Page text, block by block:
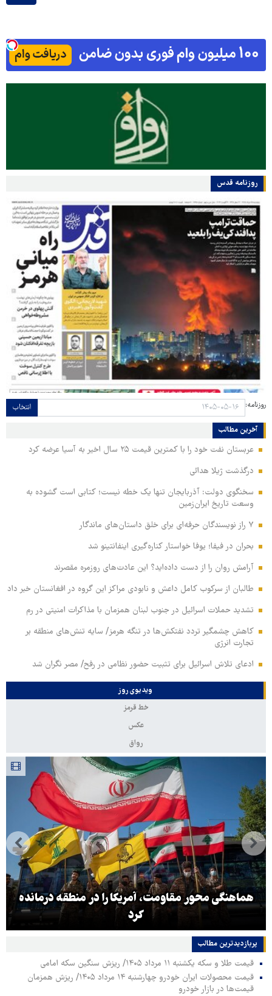
روزنامه قدس
روزنامه: انتخاب
آخرین مطالب
عربستان نفت خود را با کمترین قیمت ۲۵ سال اخیر به آسیا عرضه کرد
درگذشت ژیلا هدائی
سخنگوی دولت: آذربایجان تنها یک خطه نیست؛ کتابی است گشوده به
وسعت تاریخ ایران‌زمین
۷ راز نویسندگان حرفه‌ای برای خلق داستان‌های ماندگار
بحران در فیفا؛ یوفا خواستار کناره‌گیری اینفانتینو شد
آرامش روان را از دست داده‌اید؟ این عادت‌های روزمره مقصرند
طالبان از سرکوب کامل داعش و نابودی مراکز این گروه در افغانستان خبر داد
تشدید حملات اسرائیل در جنوب لبنان همزمان با مذاکرات امنیتی در رم
کاهش چشمگیر تردد نفتکش‌ها در تنگه هرمز/ سایه تنش‌های منطقه بر
تجارت انرژی
ادعای تلاش اسرائیل برای تثبیت حضور نظامی در رفح/ مصر نگران شد
ویدیوی روز
خط قرمز
عکس
رواق
هماهنگی محور مقاومت، آمریکا را در منطقه درمانده
کرد
پربازدیدترین‌ مطالب
قیمت طلا و سکه یکشنبه ۱۱ مرداد ۱۴۰۵/ ریزش سنگین سکه امامی
قیمت محصولات ایران خودرو چهارشنبه ۱۴ مرداد ۱۴۰۵/ ریزش همزمان
قیمت‌ها در بازار خودرو